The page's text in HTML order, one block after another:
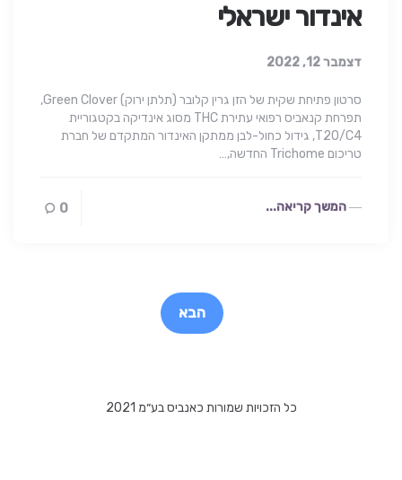
אינדור ישראלי
דצמבר 12, 2022
סרטון פתיחת שקית של הזן גרין קלובר (תלתן ירוק) Green Clover,
תפרחת קנאביס רפואי עתירת THC מסוג אינדיקה בקטגוריית
T20/C4, גידול כחול-לבן ממתקן האינדור המתקדם של חברת
טריכום Trichome החדשה,…
המשך קריאה... 0
הבא
כל הזכויות שמורות כאנביס בע״מ 2021